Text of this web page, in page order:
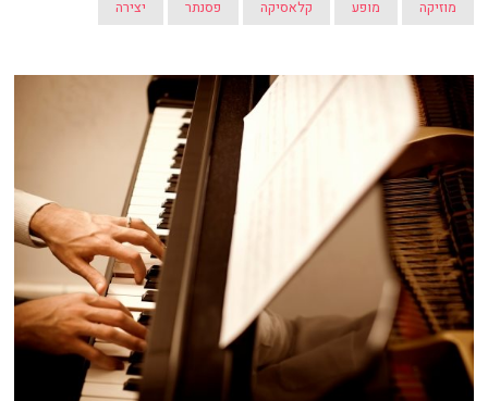
מוזיקה מופע קלאסיקה פסנתר יצירה